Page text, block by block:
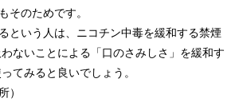
そのためです。
という人は、ニコチン中毒を緩和する禁煙
ないことによる「口のさみしさ」を緩和す
てみると良いでしょう。
）